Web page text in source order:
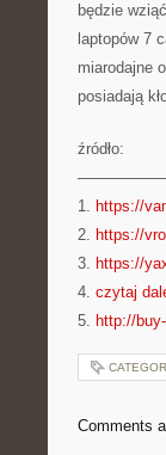
będzie
laptopów 7
miarodajne
posiadają
źródło:
1. https://
2. https://
3. https://
4. czytaj
5. http://
Comments